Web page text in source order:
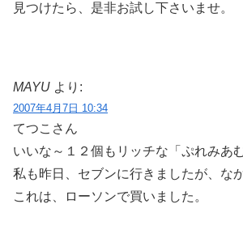
見つけたら、是非お試し下さいませ。
MAYU より:
2007年4月7日 10:34
てつこさん
いいな～１２個もリッチな「ぷれみあ
私も昨日、セブンに行きましたが、な
これは、ローソンで買いました。